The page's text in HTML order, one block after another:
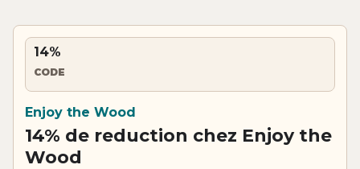
14%
CODE
Enjoy the Wood
14% de reduction chez Enjoy the
Wood